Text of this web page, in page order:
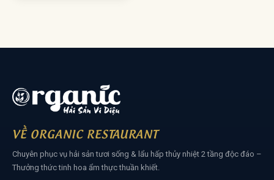
VỀ ORGANIC RESTAURANT
Chuyên phục vụ hải sản tươi sống & lẩu hấp thủy nhiệt 2 tầng độc đáo –
Thưởng thức tinh hoa ẩm thực thuần khiết.